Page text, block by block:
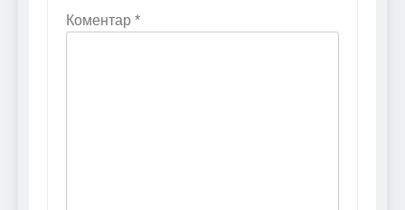
Коментар *